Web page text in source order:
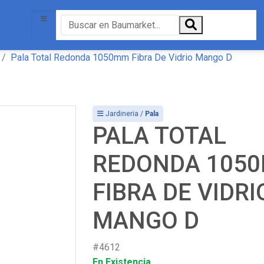
Pala Total Redonda 1050mm Fibra De Vidrio Mango D
Jardineria / Pala
PALA TOTAL
REDONDA
FIBRA DE
MANGO D
#4612